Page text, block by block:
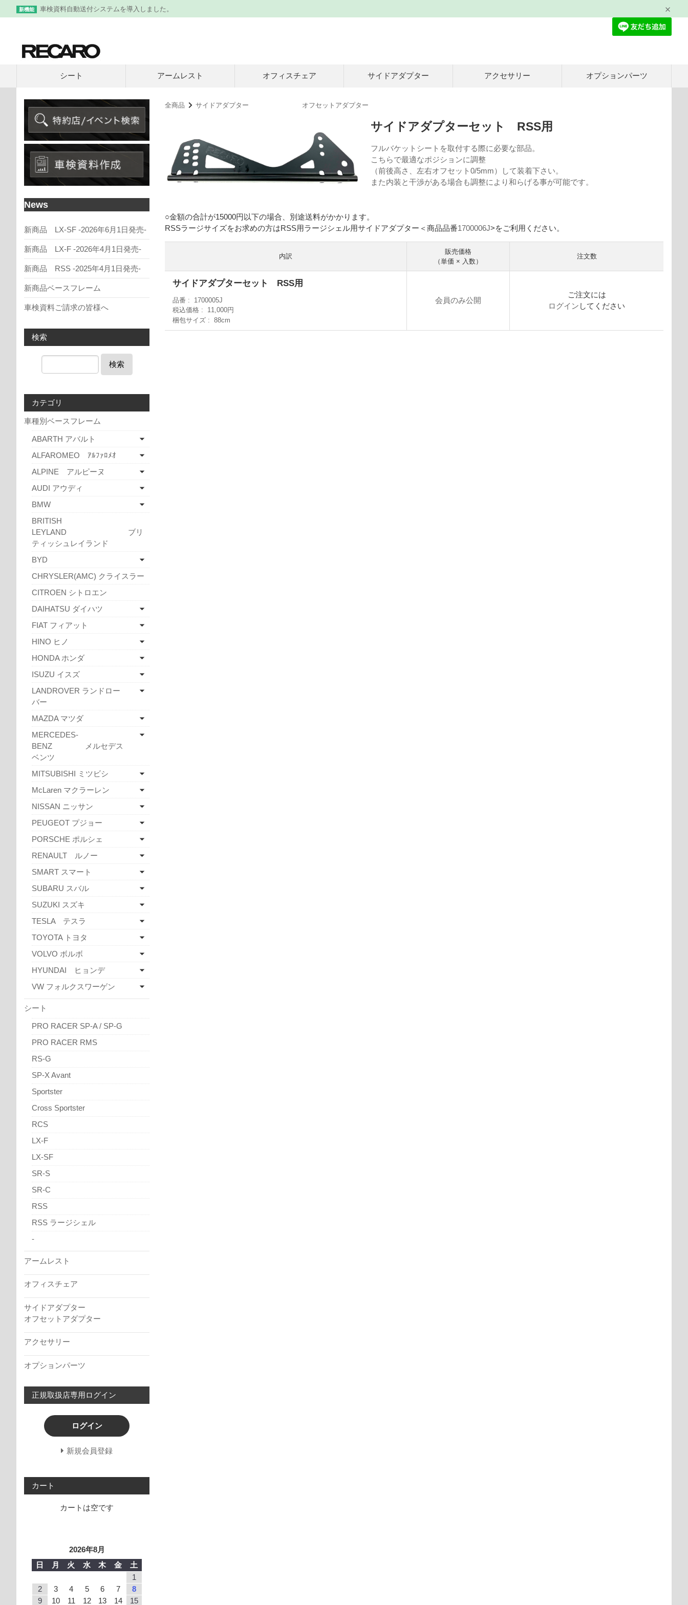
新機能 車検資料自動送付システムを導入しました。
シート アームレスト オフィスチェア サイドアダプター アクセサリー オプションパーツ
全商品 サイドアダプター オフセットアダプター
サイドアダプターセット RSS用
フルバケットシートを取付する際に必要な部品。
こちらで最適なポジションに調整
（前後高さ、左右オフセット0/5mm）して装着下さい。
また内装と干渉がある場合も調整により和らげる事が可能です。
○金額の合計が15000円以下の場合、別途送料がかかります。
RSSラージサイズをお求めの方はRSS用ラージシェル用サイドアダプター＜商品品番1700006J>をご利用ください。
内訳
販売価格
（単価 × 入数）
注文数
サイドアダプターセット RSS用
品番
1700005J
税込価格
11,000円
梱包サイズ
88cm
会員のみ公開
ご注文には
ログイン してください
News
新商品 LX-SF -2026年6月1日発売-
新商品 LX-F -2026年4月1日発売-
新商品 RSS -2025年4月1日発売-
新商品ベースフレーム
車検資料ご請求の皆様へ
検索
検索
カテゴリ
車種別ベースフレーム
ABARTH アバルト
ALFAROMEO ｱﾙﾌｧﾛﾒｵ
ALPINE アルピーヌ
AUDI アウディ
BMW
BRITISH
LEYLAND ブリ
ティッシュレイランド
BYD
CHRYSLER(AMC) クライスラー
CITROEN シトロエン
DAIHATSU ダイハツ
FIAT フィアット
HINO ヒノ
HONDA ホンダ
ISUZU イスズ
LANDROVER ランドロー
バー
MAZDA マツダ
MERCEDES-
BENZ メルセデス
ベンツ
MITSUBISHI ミツビシ
McLaren マクラーレン
NISSAN ニッサン
PEUGEOT プジョー
PORSCHE ポルシェ
RENAULT ルノー
SMART スマート
SUBARU スバル
SUZUKI スズキ
TESLA テスラ
TOYOTA トヨタ
VOLVO ボルボ
HYUNDAI ヒョンデ
VW フォルクスワーゲン
シート
PRO RACER SP-A / SP-G
PRO RACER RMS
RS-G
SP-X Avant
Sportster
Cross Sportster
RCS
LX-F
LX-SF
SR-S
SR-C
RSS
RSS ラージシェル
-
アームレスト
オフィスチェア
サイドアダプター
オフセットアダプター
アクセサリー
オプションパーツ
正規取扱店専用ログイン
ログイン
新規会員登録
カート
カートは空です
2026年8月
日
月 火 水 木 金
土
1
2
3 4 5 6 7
8
9
10 11 12 13 14 15